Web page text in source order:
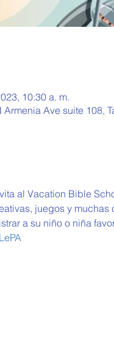
10:30 a. m.
Ave suite 108,
al Vacation Bible
juegos y muchas
a su niño o niña